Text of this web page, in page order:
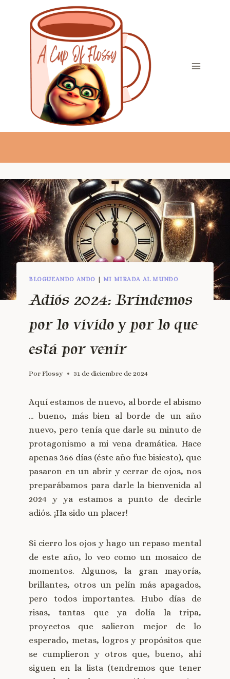
BLOGUEANDO ANDO | MI MIRADA AL MUNDO
Adiós 2024: Brindemos
por lo vivido y por lo que
está por venir
Por Flossy 31 de diciembre de 2024
Aquí estamos de nuevo, al borde el abismo
… bueno, más bien al borde de un año
nuevo, pero tenía que darle su minuto de
protagonismo a mi vena dramática. Hace
apenas 366 días (éste año fue bisiesto), que
pasaron en un abrir y cerrar de ojos, nos
preparábamos para darle la bienvenida al
2024 y ya estamos a punto de decirle
adiós. ¡Ha sido un placer!
Si cierro los ojos y hago un repaso mental
de este año, lo veo como un mosaico de
momentos. Algunos, la gran mayoría,
brillantes, otros un pelín más apagados,
pero todos importantes. Hubo días de
risas, tantas que ya dolía la tripa,
proyectos que salieron mejor de lo
esperado, metas, logros y propósitos que
se cumplieron y otros que, bueno, ahí
siguen en la lista (tendremos que tener